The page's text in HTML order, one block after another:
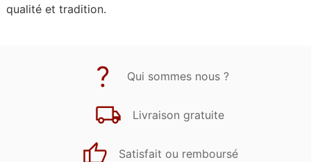
qualité et tradition.
Qui sommes nous ?
Livraison gratuite
Satisfait ou remboursé